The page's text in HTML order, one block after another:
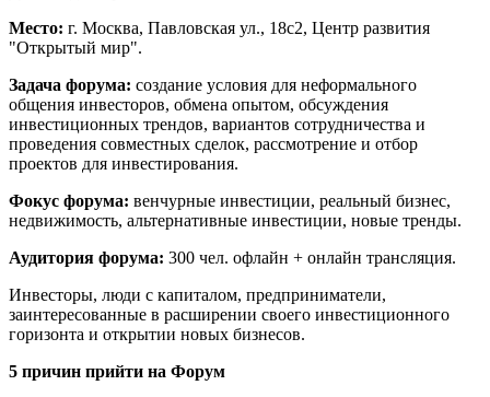
Место: г. Москва, Павловская ул., 18с2, Центр развития
"Открытый мир".
Задача форума: создание условия для неформального
общения инвесторов, обмена опытом, обсуждения
инвестиционных трендов, вариантов сотрудничества и
проведения совместных сделок, рассмотрение и отбор
проектов для инвестирования.
Фокус форума: венчурные инвестиции, реальный бизнес,
недвижимость, альтернативные инвестиции, новые тренды.
Аудитория форума: 300 чел. офлайн + онлайн трансляция.
Инвесторы, люди с капиталом, предприниматели,
заинтересованные в расширении своего инвестиционного
горизонта и открытии новых бизнесов.
5 причин прийти на Форум